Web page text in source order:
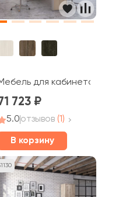
/ Alto
для кабинета
723
5.0отзывов (1)
В корзину